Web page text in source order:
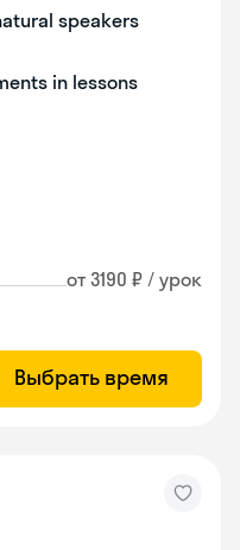
speakers
in lessons
от 3190 ₽ / урок
Выбрать время